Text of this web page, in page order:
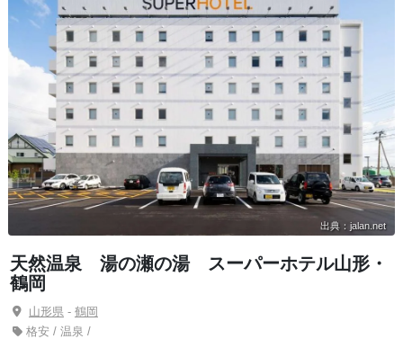
出典：jalan.net
天然温泉 湯の瀬の湯 スーパーホテル山形・
鶴岡
山形県- 鶴岡
格安 / 温泉 /